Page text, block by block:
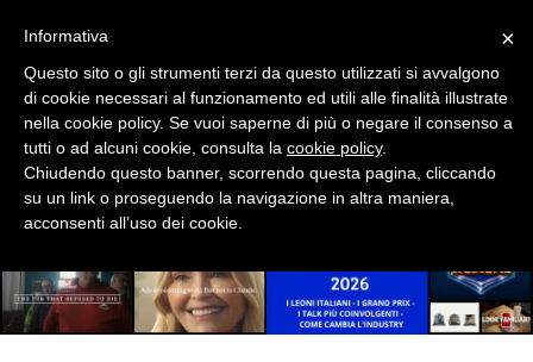
DESIGN
EVENTI
MOBILE
PROMOZIONI
PRODOTTI
×
Informativa
Questo sito o gli strumenti terzi da questo utilizzati si avvalgono
di cookie necessari al funzionamento ed utili alle finalità illustrate
nella cookie policy. Se vuoi saperne di più o negare il consenso a
tutti o ad alcuni cookie, consulta la cookie policy.
Chiudendo questo banner, scorrendo questa pagina, cliccando
su un link o proseguendo la navigazione in altra maniera,
acconsenti all’uso dei cookie.